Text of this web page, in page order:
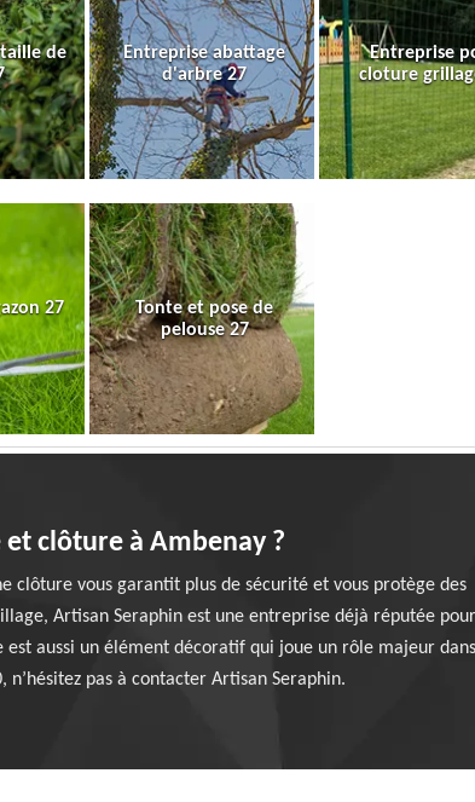
de
Entreprise abattage
d'arbre 27
Entreprise
cloture
27
Tonte et pose de
pelouse 27
clôture à Ambenay ?
clôture vous garantit plus de sécurité et vous protège des
Artisan Seraphin est une entreprise déjà réputée pour
aussi un élément décoratif qui joue un rôle majeur dans
n’hésitez pas à contacter Artisan Seraphin.